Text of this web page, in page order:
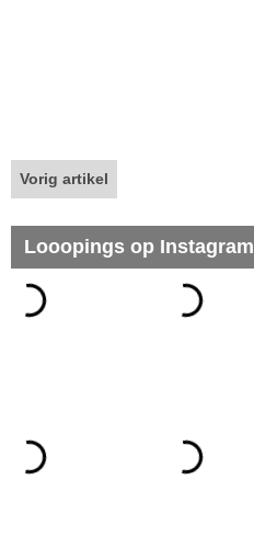
Vorig artikel
Looopings op Instagram